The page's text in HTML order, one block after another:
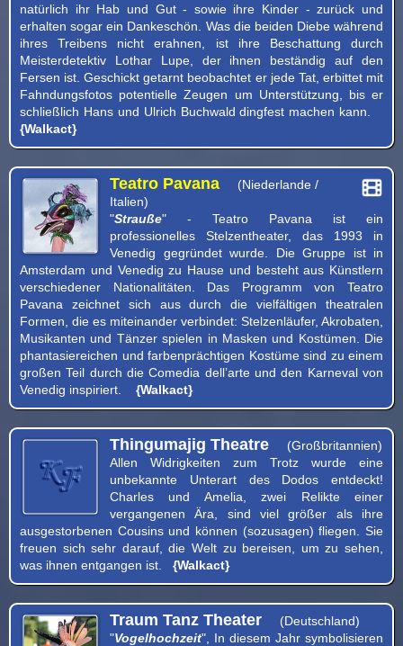
natürlich ihr Hab und Gut - sowie ihre Kinder - zurück und
erhalten sogar ein Dankeschön. Was die beiden Diebe während
ihres Treibens nicht erahnen, ist ihre Beschattung durch
Meisterdetektiv Lothar Lupe, der ihnen beständig auf den
Fersen ist. Geschickt getarnt beobachtet er jede Tat, erbittet mit
Fahndungsfotos potentielle Zeugen um Unterstützung, bis er
schließlich Hans und Ulrich Buchwald dingfest machen kann.
{Walkact}
Teatro Pavana
(Niederlande /
Italien)
"Strauße" - Teatro Pavana ist ein
professionelles Stelzentheater, das 1993 in
Venedig gegründet wurde. Die Gruppe ist in
Amsterdam und Venedig zu Hause und besteht aus Künstlern
verschiedener Nationalitäten. Das Programm von Teatro
Pavana zeichnet sich aus durch die vielfältigen theatralen
Formen, die es miteinander verbindet: Stelzenläufer, Akrobaten,
Musikanten und Tänzer spielen in Masken und Kostümen. Die
phantasiereichen und farbenprächtigen Kostüme sind zu einem
großen Teil durch die Comedia dell’arte und den Karneval von
Venedig inspiriert. {Walkact}
Thingumajig Theatre
(Großbritannien)
Allen Widrigkeiten zum Trotz wurde eine
unbekannte Unterart des Dodos entdeckt!
Charles und Amelia, zwei Relikte einer
vergangenen Ära, sind viel größer als ihre
ausgestorbenen Cousins ​​und können (sozusagen) fliegen. Sie
freuen sich sehr darauf, die Welt zu bereisen, um zu sehen,
was ihnen entgangen ist. {Walkact}
Traum Tanz Theater
(Deutschland)
"Vogelhochzeit", In diesem Jahr symbolisieren